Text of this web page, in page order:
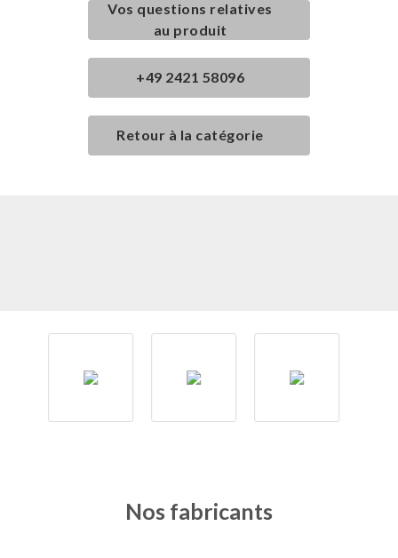
Vos questions relatives
au produit
+49 2421 58096
Retour à la catégorie
Nos fabricants